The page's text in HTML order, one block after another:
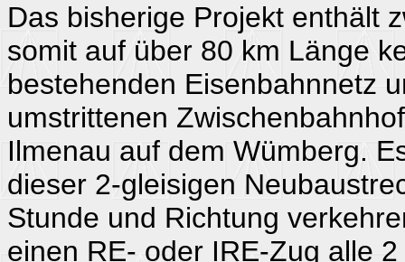
Das bisherige Projekt enthält
somit auf über 80 km Länge
bestehenden Eisenbahnnetz
umstrittenen
Ilmenau auf dem Wümberg.
dieser 2-gleisigen
Stunde und Richtung
einen RE- oder IRE-Zug alle